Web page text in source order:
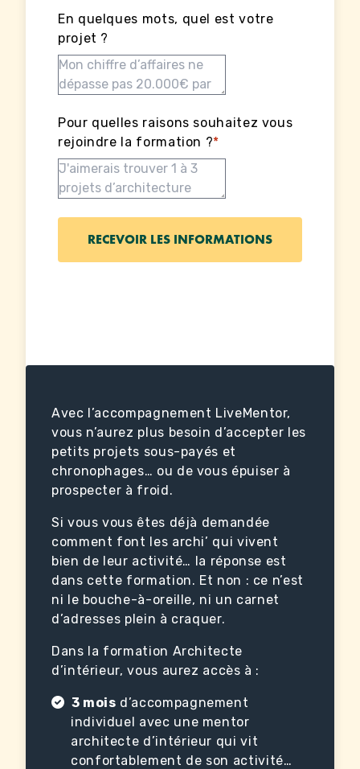
Avec l’accompagnement LiveMentor,
vous n’aurez plus besoin d’accepter les
petits projets sous-payés et
chronophages… ou de vous épuiser à
prospecter à froid.
Si vous vous êtes déjà demandée
comment font les archi’ qui vivent
bien de leur activité… la réponse est
dans cette formation. Et non : ce n’est
ni le bouche-à-oreille, ni un carnet
d’adresses plein à craquer.
Dans la formation Architecte
d’intérieur, vous aurez accès à :
3 mois d’accompagnement
individuel avec une mentor
architecte d’intérieur qui vit
confortablement de son activité…
En quelques mots, quel est votre
projet ?
Pour quelles raisons souhaitez vous
rejoindre la formation ?*